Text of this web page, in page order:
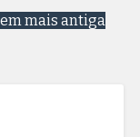
mais antiga